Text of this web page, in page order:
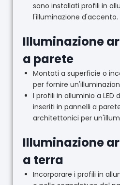
sono installati profili in
l'illuminazione d'accento.
Illuminazione
a parete
Montati a superficie o
per fornire
I profili in alluminio a LED
inseriti in pannelli a
architettonici per
Illuminazione
a terra
Incorporare i profili in